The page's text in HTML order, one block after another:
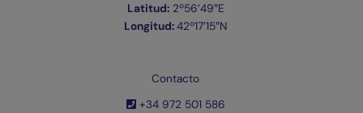
Latitud:2º56’49″E
Longitud:42º17’15″N
Contacto
+34 972 501 586